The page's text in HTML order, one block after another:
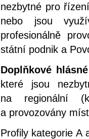
nezbytné pro
nebo jsou
profesionálně
státní podnik a
Doplňkové
které jsou
na regionální
a provozovány
Profily kategorie A